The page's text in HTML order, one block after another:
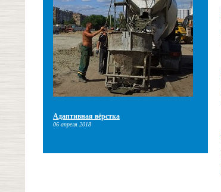
Адаптивная вёрстка
06 апреля 2018